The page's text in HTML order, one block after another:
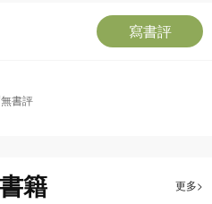
強幼兒對漢字的記憶，幫助幼兒識字和
兒對漢字的理解和記憶。
寫書評
書評
籍 更多>